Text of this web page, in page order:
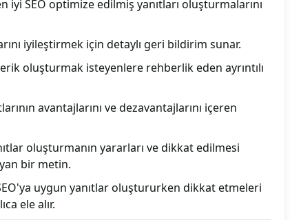
iyi SEO optimize edilmiş yanıtları oluşturmalarını
iyileştirmek için detaylı geri bildirim sunar.
oluşturmak isteyenlere rehberlik eden ayrıntılı
avantajlarını ve dezavantajlarını içeren
oluşturmanın yararları ve dikkat edilmesi
bir metin.
uygun yanıtlar oluştururken dikkat etmeleri
ele alır.